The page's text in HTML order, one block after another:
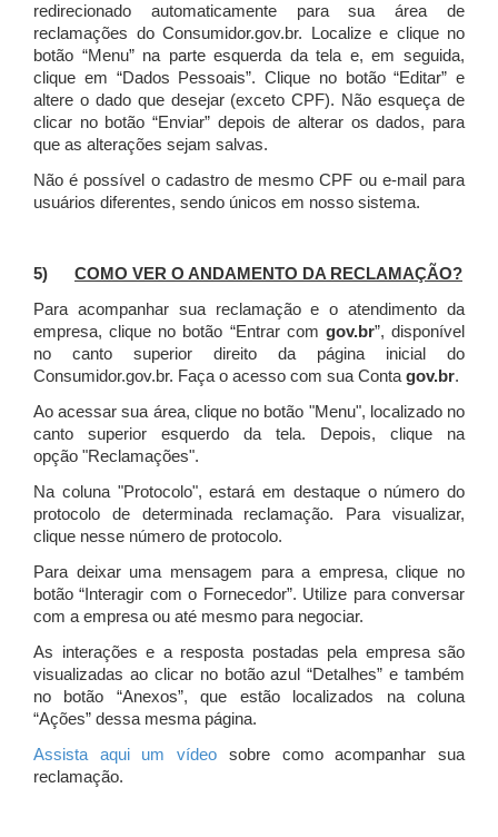
redirecionado automaticamente para sua área de
reclamações do Consumidor.gov.br.
Localize e clique no
botão “Menu” na parte esquerda da tela e, em seguida,
clique em “Dados Pessoais”. Clique no botão “Editar” e
altere o dado que desejar (exceto CPF). Não esqueça de
clicar no botão “Enviar” depois de alterar os dados, para
que as alterações sejam salvas.
Não é possível o cadastro de mesmo CPF ou e-mail para
usuários diferentes, sendo únicos em nosso sistema.
5) COMO VER O ANDAMENTO DA RECLAMAÇÃO?
Para acompanhar sua reclamação e o atendimento da
empresa, clique no botão “Entrar com gov.br”, disponível
no canto superior direito da página inicial do
Consumidor.gov.br. Faça o acesso com sua Contagov.br.
Ao acessar sua área, clique no botão "Menu", localizado no
canto superior esquerdo da tela. Depois, clique na
opção "Reclamações".
Na coluna "Protocolo", estará em destaque o número do
protocolo de determinada reclamação. Para visualizar,
clique nesse número de protocolo.
Para deixar uma mensagem para a empresa, clique no
botão “Interagir com o Fornecedor”. Utilize para conversar
com a empresa ou até mesmo para negociar.
As interações e a resposta postadas pela empresa são
visualizadas ao clicar no botão azul “Detalhes” e também
no botão “Anexos”, que estão localizados na coluna
“Ações” dessa mesma página.
Assista aqui um vídeo sobre como acompanhar sua
reclamação.